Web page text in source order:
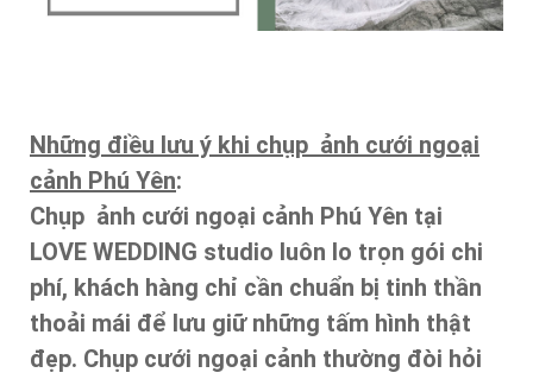
Những điều lưu ý khi chụp ảnh cưới ngoại
cảnh Phú Yên:
Chụp ảnh cưới ngoại cảnh Phú Yên tại
LOVE WEDDING studio luôn lo trọn gói chi
phí, khách hàng chỉ cần chuẩn bị tinh thần
thoải mái để lưu giữ những tấm hình thật
đẹp. Chụp cưới ngoại cảnh thường đòi hỏi